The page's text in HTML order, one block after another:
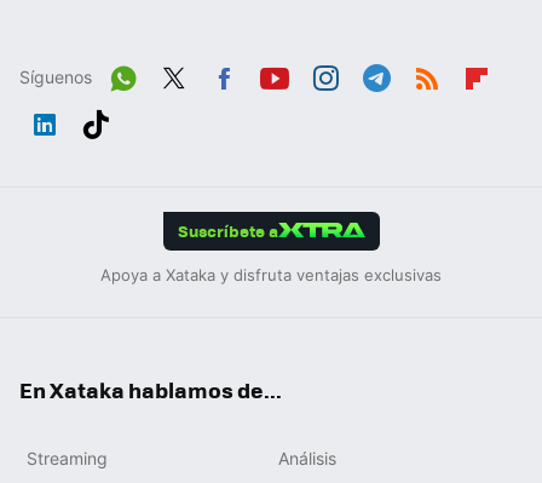
Síguenos
Wh
Suscríbete a
Apoya a Xataka y disfruta ventajas exclusivas
En Xataka hablamos de...
Streaming Análisis